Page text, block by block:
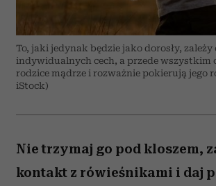
To, jaki jedynak będzie jako dorosły, zależy
indywidualnych cech, a przede wszystkim
rodzice mądrze i rozważnie pokierują jego
iStock)
Nie trzymaj go pod kloszem,
kontakt z rówieśnikami i daj